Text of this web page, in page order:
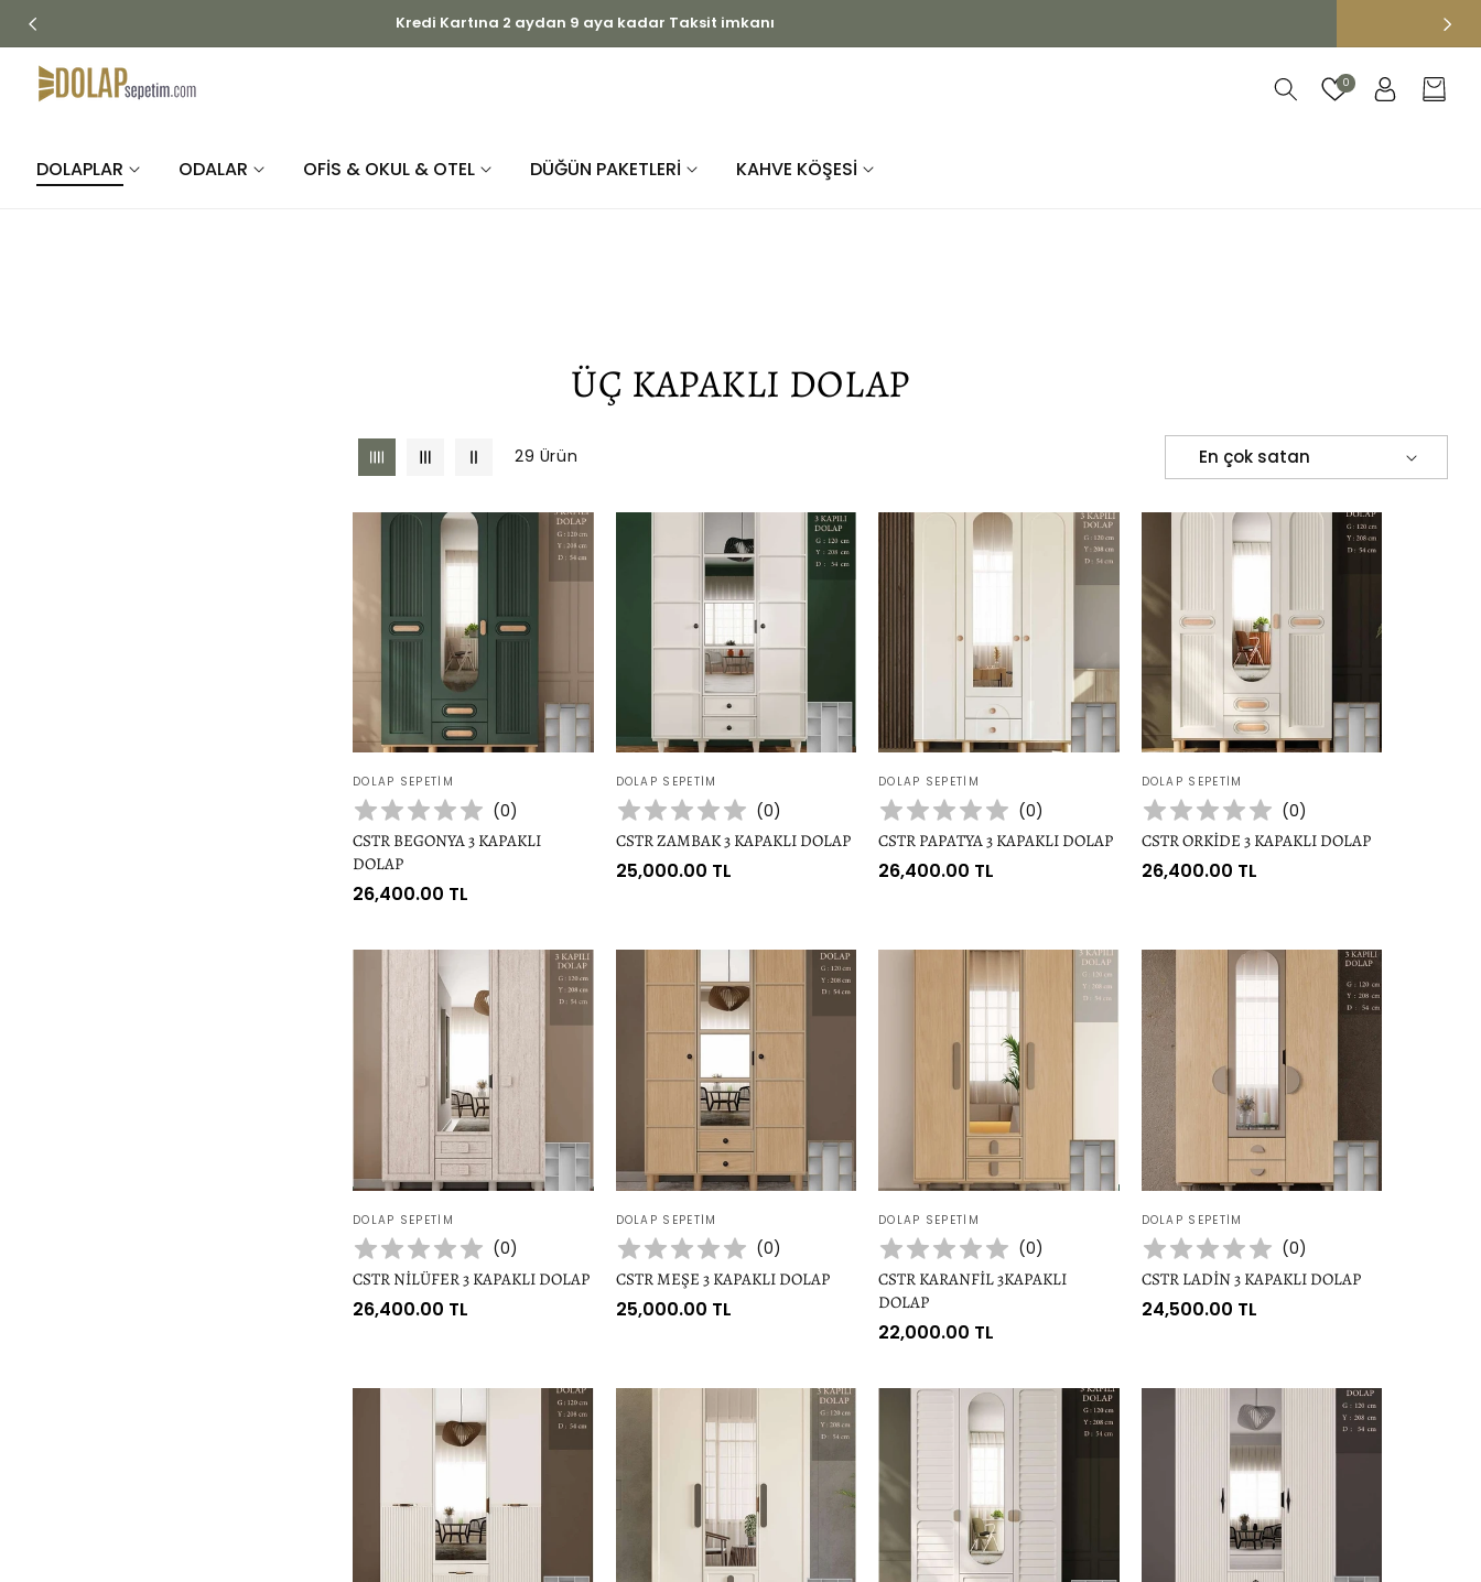
İÇERIĞE
ATLA
ihtiyaç duyduğunuz dolapları üretiyoruz
DOLAPLAR ODALAR OFİS & OKUL & OTEL DÜĞÜN PAKETLERİ KAHVE KÖŞESİ
0 Oturum
Sepet
K
L
K
S
O
N
:
ÜÇ KAPAKLI DOLAP
29 Ürün
Satıcı:
DOLAP SEPETIM
(0)
CSTR BEGONYA 3 KAPAKLI
DOLAP
Normal
26,400.00 TL
Satıcı:
DOLAP SEPETIM
(0)
CSTR ZAMBAK 3 KAPAKLI DOLAP
Normal
25,000.00 TL
Satıcı:
DOLAP SEPETIM
(0)
CSTR PAPATYA 3 KAPAKLI DOLAP
Normal
26,400.00 TL
Satıcı:
DOLAP SEPETIM
(0)
CSTR ORKİDE 3 KAPAKLI DOLAP
Normal
26,400.00 TL
Satıcı:
DOLAP SEPETIM
(0)
CSTR NİLÜFER 3 KAPAKLI DOLAP
Normal
26,400.00 TL
Satıcı:
DOLAP SEPETIM
(0)
CSTR MEŞE 3 KAPAKLI DOLAP
Normal
25,000.00 TL
Satıcı:
DOLAP SEPETIM
(0)
CSTR KARANFİL 3KAPAKLI
DOLAP
Normal
22,000.00 TL
Satıcı:
DOLAP SEPETIM
(0)
CSTR LADİN 3 KAPAKLI DOLAP
Normal
24,500.00 TL